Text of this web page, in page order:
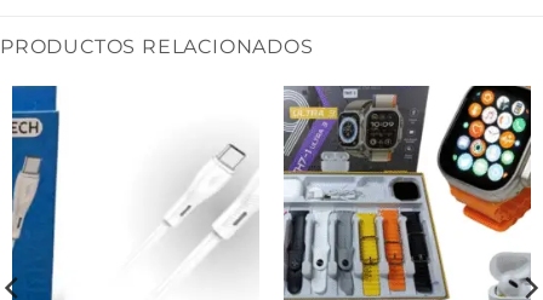
PRODUCTOS RELACIONADOS